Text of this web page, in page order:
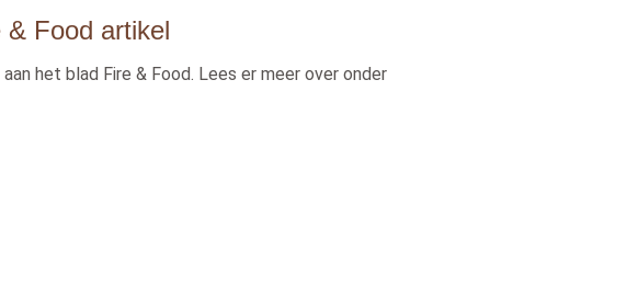
& Food artikel
het blad Fire & Food. Lees er meer over onder